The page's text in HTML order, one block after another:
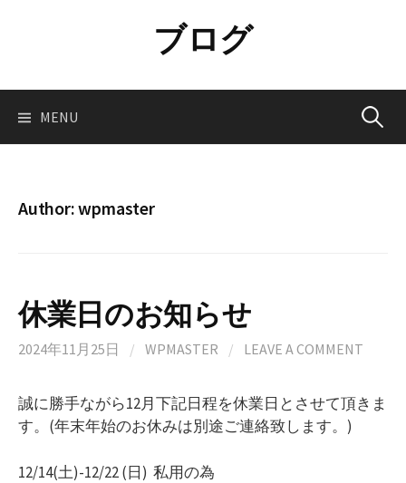
ブログ
MENU Search
Author:wpmaster
休業日のお知らせ
2024年11月25日 / WPMASTER / LEAVE A COMMENT
誠に勝手ながら12月下記日程を休業日とさせて頂きま
す。(年末年始のお休みは別途ご連絡致します。)
12/14(土)-12/22 (日) 私用の為